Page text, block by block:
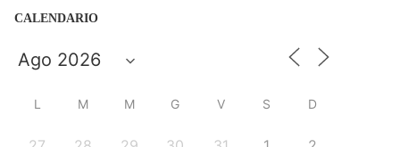
CALENDARIO
L M M G V S D